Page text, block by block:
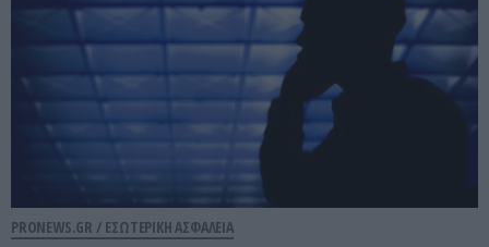
PRONEWS.GR / ΕΣΩΤΕΡΙΚΗ ΑΣΦΑΛΕΙΑ